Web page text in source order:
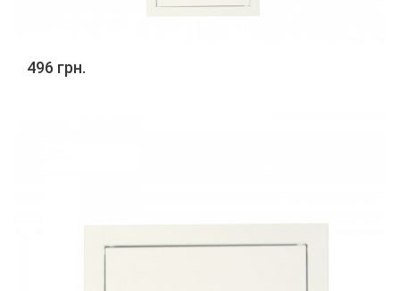
496 грн.